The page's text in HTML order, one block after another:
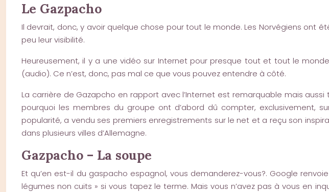
Le Gazpacho
Il devrait, donc, y avoir quelque chose pour tout le monde. Les Norvégiens ont
peu leur visibilité.
Heureusement, il y a une vidéo sur Internet pour presque tout et tout le
(audio). Ce n’est, donc, pas mal ce que vous pouvez entendre à côté.
La carrière de Gazapcho en rapport avec l’Internet est remarquable mais
pourquoi les membres du groupe ont d’abord dû compter, exclusivement,
popularité, a vendu ses premiers enregistrements sur le net et a reçu son
dans plusieurs villes d’Allemagne.
Gazpacho – La soupe
Et qu’en est-il du gaspacho espagnol, vous demanderez-vous?. Google
légumes non cuits » si vous tapez le terme. Mais vous n’avez pas à vous en